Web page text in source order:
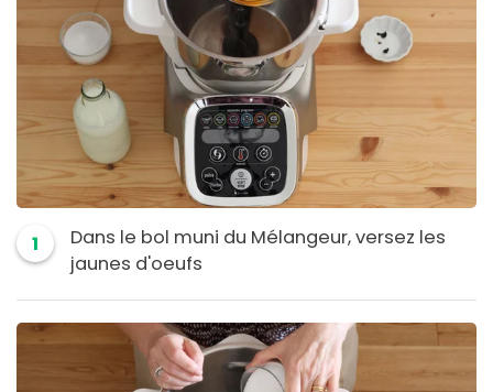
1
Dans le bol muni du Mélangeur, versez les
jaunes d'oeufs